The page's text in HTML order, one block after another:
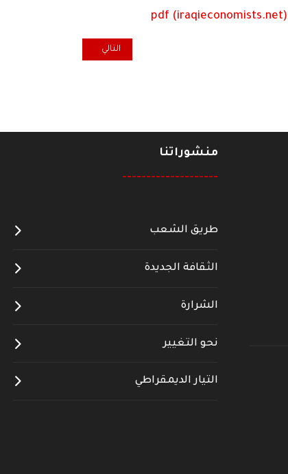
المقال التالي: متى يتحرر
التالي
منشوراتنا
--------------------
طريق الشعب
الثقافة الجديدة
الشرارة
نحو التغيير
التيار الديمقراطي